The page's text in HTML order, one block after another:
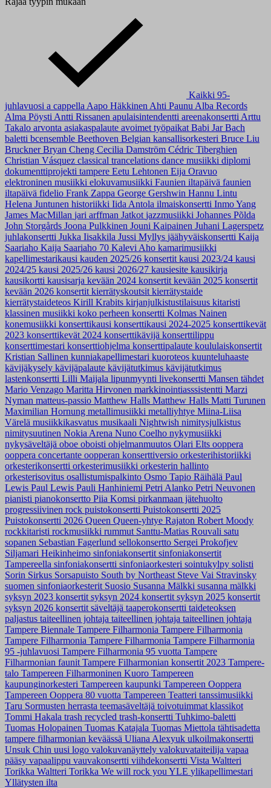
Kaikki 95-
juhlavuosi a cappella Aapo Häkkinen Ahti Paunu Alba Records
Alma Pöysti Antti Rissanen apulaisintendentti areenakonsertti Arttu
Takalo arvonta asiakaspalaute avoimet työpaikat Babi JarBach
baletti bcensemble Beethoven Belgian kansallisorkesteri Bruce Liu
BrucknerBryan Cheng Cecilia Damström Cédric Tiberghien
Christian Vásquez classical trancelations dance musiikki diplomi
dokumenttiprojekti tampere Eetu Lehtonen Eija Oravuo
elektroninen musiikki elokuvamusiikki Faunien iltapäivä faunien
iltapäivä fidelio Frank Zappa George Gershwin Hannu Lintu
Helena Juntunen historiikki Iida Antola ilmaiskonsertti Inmo Yang
James MacMillan jari arffman Jatkot jazzmusiikki Johannes Põlda
John Storgårds Joona Pulkkinen Jouni Kaipainen Juhani Lagerspetz
juhlakonsertti Jukka Iisakkila Jussi Myllys jäähyväiskonsertti Kaija
Saariaho Kaija Saariaho 70 Kalevi Aho kamarimusiikki
kapellimestarikausi kauden 2025/26 konsertit kausi 2023/24 kausi
2024/25 kausi 2025/26 kausi 2026/27 kausiesite kausikirja
kausikortti kausisarja kevään 2024 konsertit kevään 2025 konsertit
kevään 2026 konsertit kierrätyskoutsit kierrätystaide
kierrätystaideteos Kirill Krabits kirjanjulkistustilaisuus kitaristi
klassinen musiikki koko perheen konsertti Kolmas Nainen
konemusiikki konserttikausi konserttikausi 2024-2025 konserttikevät
2023 konserttikevät 2024 konserttikävijä konserttilippu
konserttimestari konserttiohjelma konserttipalaute koululaiskonsertit
Kristian Sallinen kunniakapellimestari kuoroteos kuunteluhaaste
kävijäkysely kävijäpalaute kävijätutkimus kävijätutkimus
lastenkonsertti Lilli Maijala lipunmyynti livekonsertti Mansen tähdet
Mario Venzago Maritta Hirvonen markkinointiasssistentti Marzi
Nyman matteus-passio Matthew Halls Matthew Halls Matti Turunen
Maximilian Hornung metallimusiikki metalliyhtye Miina-Liisa
Värelä musiikkikasvatus musikaali Nightwish nimitysjulkistus
nimitysuutinen Nokia Arena Nuno Coelho nykymusiikki
nykysäveltäjä oboe oboisti ohjelmanmuutos Olari Elts ooppera
ooppera concertante oopperan konserttiversio orkesterihistoriikki
orkesterikonsertti orkesterimusiikki orkesterin hallinto
orkesterisovitus osallistumispalkinto Osmo Tapio Räihälä Paul
Lewis Paul Lewis Pauli Hanhiniemi Petri Alanko Petri Neuvonen
pianisti pianokonsertto Piia Komsi pirkanmaan jätehuolto
progressiivinen rock puistokonsertti Puistokonsertti 2025
Puistokonsertti 2026 Queen Queen-yhtye Rajaton Robert Moody
rockkitaristi rockmusiikki rummut Santtu-Matias Rouvali satu
sopanen Sebastian Fagerlund sellokonsertto Sergei Prokofjev
Siljamari Heikinheimo sinfoniakonsertit sinfoniakonsertit
Tampereella sinfoniakonsertti sinfoniaorkesteri sointukylpy solisti
Sorin Sirkus Sorsapuisto South by Northeast Steve Vai Stravinsky
suomen sinfoniaorkesterit Suosio Susanna Mälkki susanna mälkki
syksyn 2023 konsertit syksyn 2024 konsertit syksyn 2025 konsertit
syksyn 2026 konsertit säveltäjä taaperokonsertti taideteoksen
paljastus taiteellinen johtaja taiteellinen johtaja taiteellinen johtaja
Tampere Biennale Tampere Filharmonia Tampere Filharmonia
Tampere Filharmonia Tampere Filharmonia Tampere Filharmonia
95 -juhlavuosi Tampere Filharmonia 95 vuotta Tampere
Filharmonian faunit Tampere Filharmonian konsertit 2023 Tampere-
talo Tampereen Filharmoninen Kuoro Tampereen
kaupunginorkesteri Tampereen kaupunki Tampereen Ooppera
Tampereen Ooppera 80 vuotta Tampereen Teatteri tanssimusiikki
Taru Sormusten herrasta teemasäveltäjä toivotuimmat klassikot
Tommi Hakala trash recycled trash-konsertti Tuhkimo-baletti
Tuomas Holopainen Tuomas Katajala Tuomas Miettola tähtisadetta
tampere filharmonian keväässä Uliana Alexyuk ulkoilmakonsertti
Unsuk Chin uusi logo valokuvanäyttely valokuvataiteilija vapaa
pääsy vapaalippu vauvakonsertti viihdekonsertti Vista Waltteri
Torikka Waltteri Torikka We will rock you YLE ylikapellimestari
Yllätysten ilta